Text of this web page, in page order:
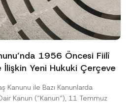
1956 Öncesi Fiilî
İlişkin Yeni Hukuki Çerçeve
Kanunu ile Bazı Kanunlarda
Kanun (“Kanun“), 11 Temmuz